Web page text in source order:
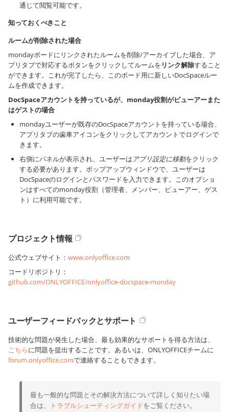
通じて閲覧可能です。
知っておくべきこと
ルームが削除された場合
mondayボードにリンクされたルームを削除/アーカイブした場合、ア
プリタブで対応するボタンをクリックしてルームを リンク解除すること
ができます。これが完了したら、このボード用に新しいDocSpaceルー
ムを作成できます。
DocSpaceアカウントを持っているが、monday役割がビューアーまた
はゲストの場合
mondayユーザーが既存のDocSpaceアカウントを持っている場合、
アプリタブの歯車アイコンをクリックしてアカウントでログインで
きます。
右側にパネルが表示され、ユーザーは アプリ設定に移動をクリック
する必要があります。ポップアップウィンドウで、ユーザーは
DocSpaceのログインとパスワードを入力できます。このオプショ
ンはすべてのmonday役割（管理者、メンバー、ビューアー、ゲス
ト）に利用可能です。
プロジェクト情報
公式ウェブサイト： www.onlyoffice.com
コードリポジトリ：
github.com/ONLYOFFICE/onlyoffice-docspace-monday
ユーザーフィードバックとサポート
技術的な問題が発生した場合、最も効果的なサポートを得る方法は、
こちらに問題を提出することです。あるいは、ONLYOFFICEチームに
forum.onlyoffice.comで連絡することもできます。
最も一般的な問題とその解決方法について詳しく知りたい場
合は、
トラブルシューティングガイドをご覧ください。